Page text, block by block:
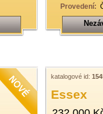
Provedení:
katalogové id:
Essex